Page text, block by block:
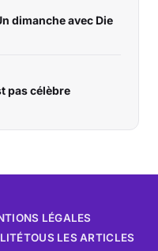
dimanche avec Die
pas célèbre
LÉGALES
TOUS LES ARTICLES